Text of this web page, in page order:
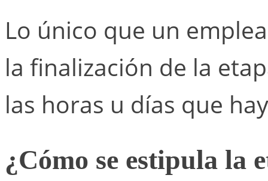
Lo único que un
la finalización de la
las horas u días que
¿Cómo se estipula la